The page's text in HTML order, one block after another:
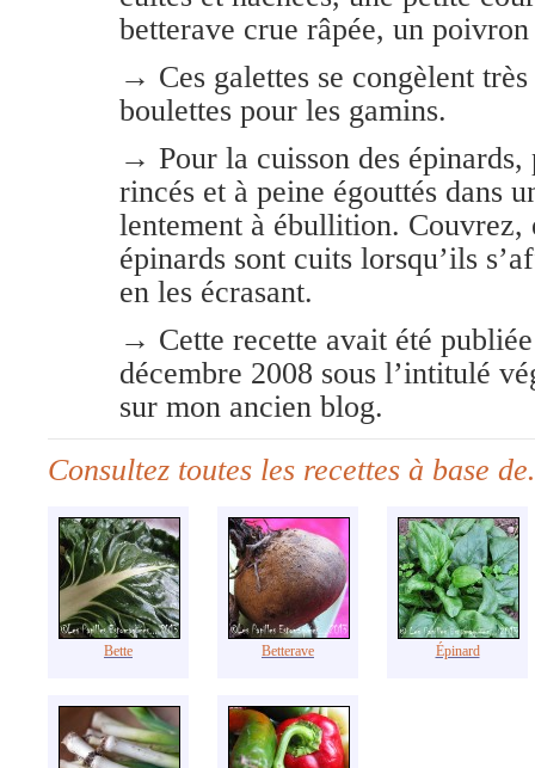
betterave crue râpée, un
→ Ces galettes se congèlent
boulettes pour les gamins.
→ Pour la cuisson des épinards,
rincés et à peine égouttés dans
lentement à ébullition. Couvrez,
épinards sont cuits lorsqu’ils
en les écrasant.
→ Cette recette avait été
décembre 2008 sous l’intitulé
sur mon ancien blog.
Consultez toutes les recettes à base
Bette Betterave Épinard